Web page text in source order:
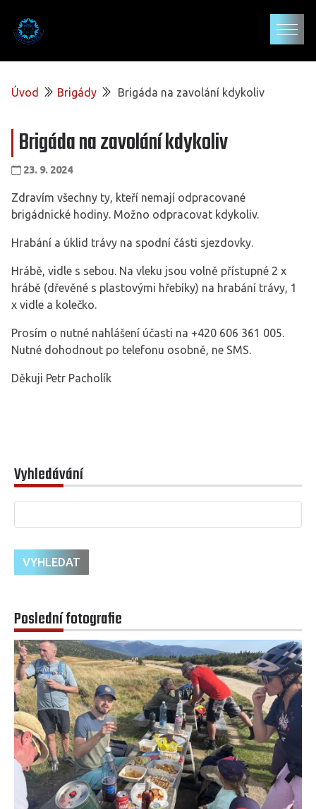
Úvod Brigády Brigáda na zavolání kdykoliv
Brigáda na zavolání kdykoliv
23. 9. 2024
Zdravím všechny ty, kteří nemají odpracované
brigádnické hodiny. Možno odpracovat kdykoliv.
Hrabání a úklid trávy na spodní části sjezdovky.
Hrábě, vidle s sebou. Na vleku jsou volně přístupné 2 x
hrábě (dřevěné s plastovými hřebíky) na hrabání trávy, 1
x vidle a kolečko.
Prosím o nutné nahlášení účasti na +420 606 361 005.
Nutné dohodnout po telefonu osobně, ne SMS.
Děkuji Petr Pacholík
Vyhledávání
Poslední fotografie